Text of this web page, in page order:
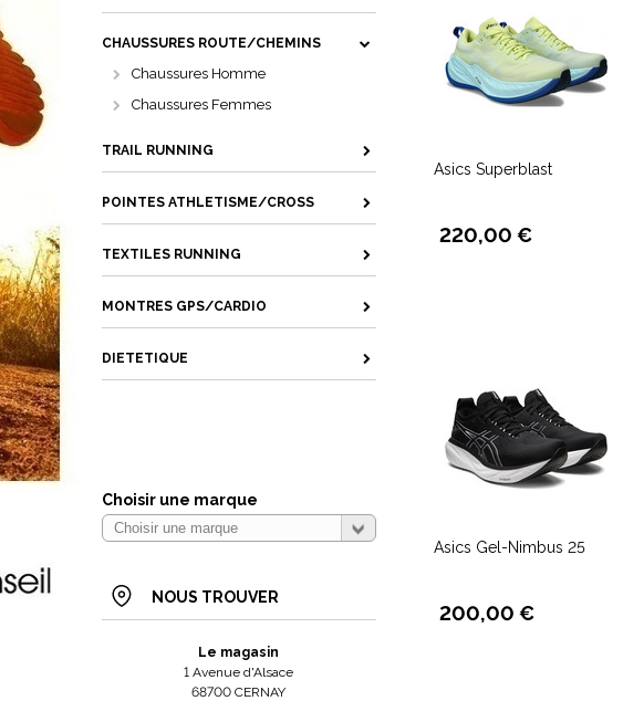
CHAUSSURES ROUTE/CHEMINS
Chaussures Homme
Chaussures Femmes
TRAIL RUNNING
POINTES ATHLETISME/CROSS
TEXTILES RUNNING
MONTRES GPS/CARDIO
DIETETIQUE
Choisir une marque
NOUS TROUVER
Le magasin
1 Avenue d'Alsace
68700 CERNAY
Asics Superblast
220,00 €
Asics Gel-Nimbus 25
200,00 €